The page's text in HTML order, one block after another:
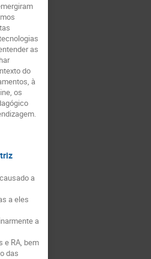
as
do
à
os
a
a eles
a
e RA, bem
das